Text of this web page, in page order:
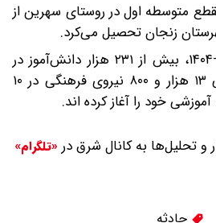
متوسطه اول در روستای سهرین از
زنجان تحصیل می‌کرد.
با شروع تحصیلی ۱۴۰۵–۱۴۰۴، بیش از ۲۳۱ هزار دانش‌آموز در
استان زنجان با همراهی ۱۳ هزار و ۸۰۰ نیروی فرهنگی در ۱۰
خود را آغاز کرده اند.
و تحلیل‌ها به کانال شرق در «تلگرام»
حادثه